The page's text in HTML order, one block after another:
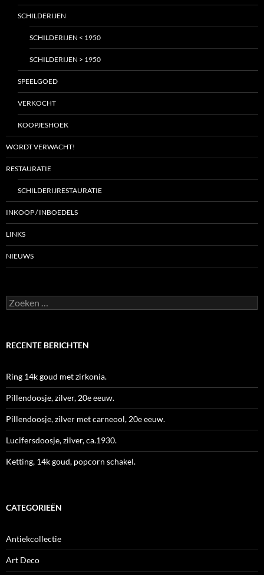
SCHILDERIJEN
SCHILDERIJEN < 1950
SCHILDERIJEN > 1950
SPEELGOED
VERKOCHT
KOOPJESHOEK
WORDT VERWACHT!
RESTAURATIE
SCHILDERIJRESTAURATIE
INKOOP / INBOEDELS
LINKS
NIEUWS
Zoeken
naar:
RECENTE BERICHTEN
Ring 14k goud met zirkonia.
Pillendoosje, zilver, 20e eeuw.
Pillendoosje, zilver met carneool, 20e eeuw.
Lucifersdoosje, zilver, ca.1930.
Ketting, 14k goud, popcorn schakel.
CATEGORIEËN
Antiekcollectie
Art Deco